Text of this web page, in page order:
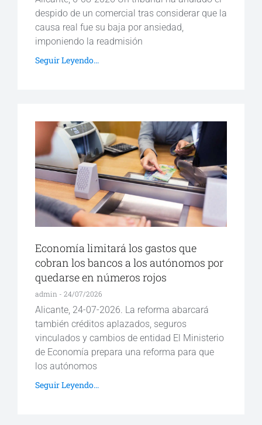
despido de un comercial tras considerar que la
causa real fue su baja por ansiedad,
imponiendo la readmisión
Seguir Leyendo...
Economía limitará los gastos que
cobran los bancos a los autónomos por
quedarse en números rojos
admin 24/07/2026
Alicante, 24-07-2026. La reforma abarcará
también créditos aplazados, seguros
vinculados y cambios de entidad El Ministerio
de Economía prepara una reforma para que
los autónomos
Seguir Leyendo...